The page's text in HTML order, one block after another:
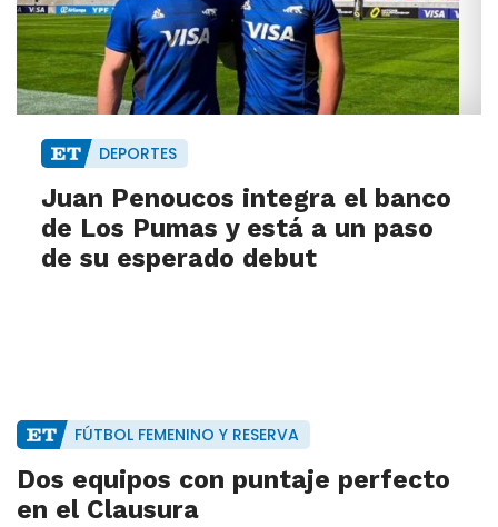
DEPORTES
Juan Penoucos integra el banco
de Los Pumas y está a un paso
de su esperado debut
FÚTBOL FEMENINO Y RESERVA
Dos equipos con puntaje perfecto
en el Clausura